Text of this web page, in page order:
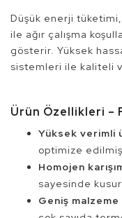
Düşük enerji
ile ağır çalışma
gösterir. Yüksek
sistemleri ile kaliteli
Ürün Özellikleri –
Yüksek verimli
optimize
Homojen
sayesinde
Geniş malzeme